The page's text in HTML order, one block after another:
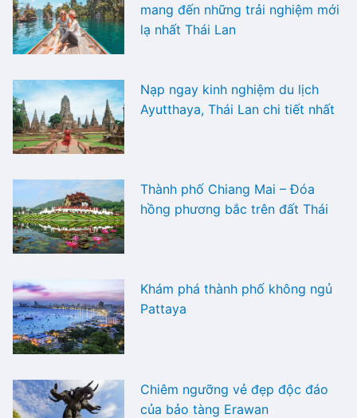
mang đến những trải nghiệm mới
lạ nhất Thái Lan
Nạp ngay kinh nghiệm du lịch
Ayutthaya, Thái Lan chi tiết nhất
Thành phố Chiang Mai – Đóa
hồng phương bắc trên đất Thái
Khám phá thành phố không ngủ
Pattaya
Chiêm ngưỡng vẻ đẹp độc đáo
của bảo tàng Erawan